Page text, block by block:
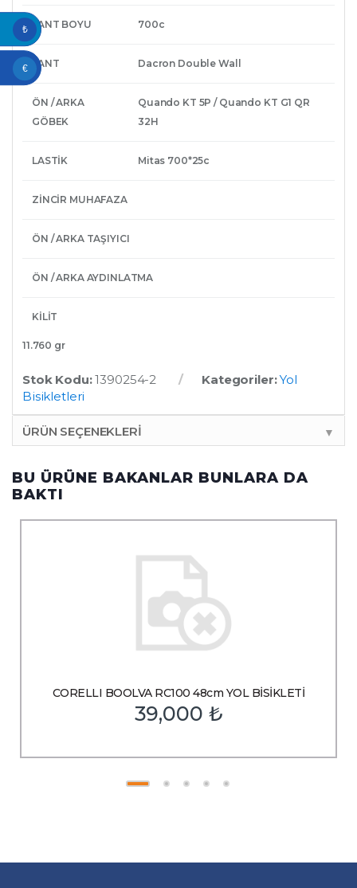
JANT BOYU 700c
JANT Dacron Double Wall
ÖN / ARKA
GÖBEK
Quando KT 5P / Quando KT G1 QR
32H
LASTİK Mitas 700*25c
ZİNCİR MUHAFAZA
ÖN / ARKA TAŞIYICI
ÖN / ARKA AYDINLATMA
KİLİT
11.760 gr
Stok Kodu:1390254-2 Kategoriler:Yol
Bisikletleri
ÜRÜN SEÇENEKLERI ▼
BU ÜRÜNE BAKANLAR BUNLARA DA
BAKTI
CORELLI BOOLVA RC100 48cm YOL BİSİKLETİ
39,000 ₺
₺
€